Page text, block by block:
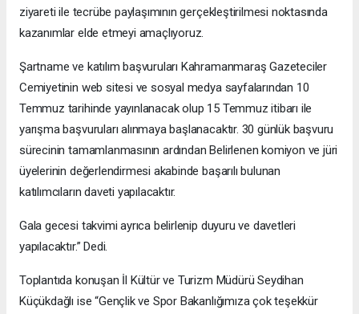
ziyareti ile tecrübe paylaşımının gerçekleştirilmesi noktasında
kazanımlar elde etmeyi amaçlıyoruz.
Şartname ve katılım başvuruları Kahramanmaraş Gazeteciler
Cemiyetinin web sitesi ve sosyal medya sayfalarından 10
Temmuz tarihinde yayınlanacak olup 15 Temmuz itibarı ile
yarışma başvuruları alınmaya başlanacaktır. 30 günlük başvuru
sürecinin tamamlanmasının ardından Belirlenen komiyon ve jüri
üyelerinin değerlendirmesi akabinde başarılı bulunan
katılımcıların daveti yapılacaktır.
Gala gecesi takvimi ayrıca belirlenip duyuru ve davetleri
yapılacaktır.” Dedi.
Toplantıda konuşan İl Kültür ve Turizm Müdürü Seydihan
Küçükdağlı ise “Gençlik ve Spor Bakanlığımıza çok teşekkür